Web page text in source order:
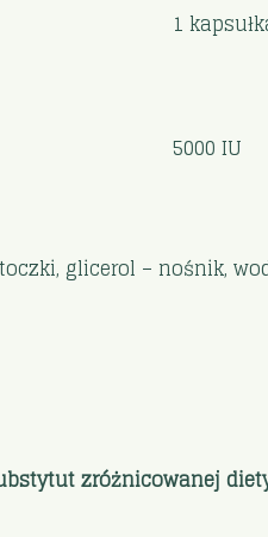
1
5000 IU
glicerol – nośnik,
zróżnicowanej